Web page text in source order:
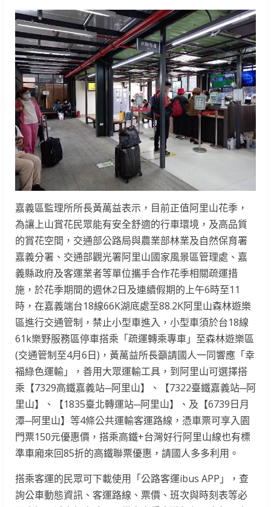
嘉義區監理所所長黃萬益表示，目前正值阿里山花季，
為讓上山賞花民眾能有安全舒適的行車環境，及高品質
的賞花空間，交通部公路局與農業部林業及自然保育署
嘉義分署、交通部觀光署阿里山國家風景區管理處、嘉
義縣政府及客運業者等單位攜手合作花季相關疏運措
施，於花季期間的週休2日及連續假期的上午6時至11
時，在嘉義端台18線66K湖底處至88.2K阿里山森林遊樂
區進行交通管制，禁止小型車進入，小型車須於台18線
61k樂野服務區停車搭乘「疏運轉乘專車」至森林遊樂區
(交通管制至4月6日)，黃萬益所長籲請國人一同響應「幸
福綠色運輸」，善用大眾運輸工具，到阿里山可選擇搭
乘【7329高鐵嘉義站─阿里山】、【7322臺鐵嘉義站─阿
里山】、【1835臺北轉運站─阿里山】、及【6739日月
潭─阿里山】等4條公共運輸客運路線，憑車票可享入園
門票150元優惠價，搭乘高鐵+台灣好行阿里山線也有標
準車廂來回85折的高鐵聯票優惠，請國人多多利用。
搭乘客運的民眾可下載使用「公路客運ibus APP」，查
詢公車動態資訊、客運路線、票價、班次與時刻表等必